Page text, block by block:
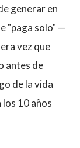
generar en
"paga solo" —
vez que
antes de
de la vida
10 años